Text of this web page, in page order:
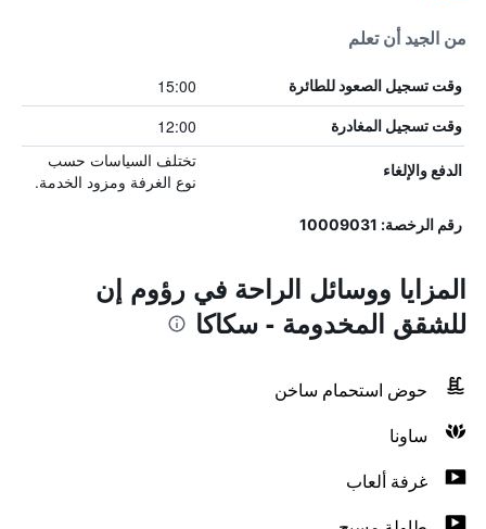
من الجيد أن تعلم
وقت تسجيل الصعود للطائرة 15:00
وقت تسجيل المغادرة 12:00
الدفع والإلغاء
تختلف السياسات حسب
نوع الغرفة ومزود الخدمة.
رقم الرخصة: 10009031
المزايا ووسائل الراحة في رؤوم إن
للشقق المخدومة - سكاكا
حوض استحمام ساخن
ساونا
غرفة ألعاب